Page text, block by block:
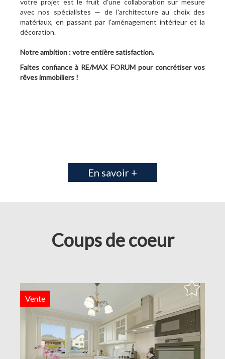
votre projet est le fruit d'une collaboration sur mesure
avec nos spécialistes — de l'architecture au choix des
matériaux, en passant par l'aménagement intérieur et la
décoration.
Notre ambition : votre entière satisfaction.
Faites confiance à RE/MAX FORUM pour concrétiser vos
rêves immobiliers !
En savoir +
Coups de coeur
Vente